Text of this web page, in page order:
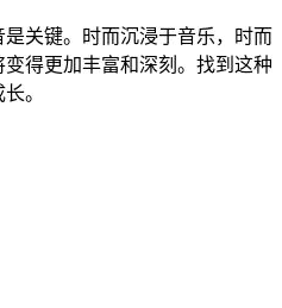
关键。时而沉浸于音乐，时而
得更加丰富和深刻。找到这种
。